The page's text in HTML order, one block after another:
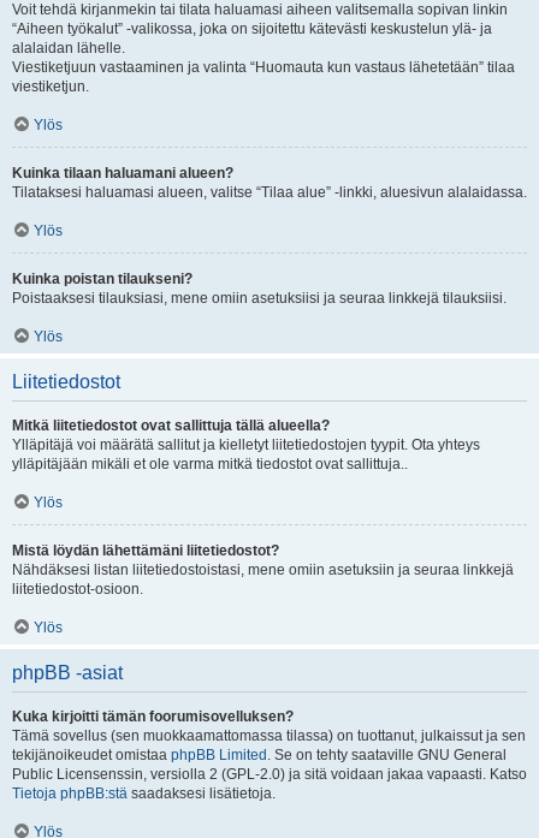
Voit tehdä kirjanmekin tai tilata haluamasi aiheen valitsemalla sopivan linkin
“Aiheen työkalut” -valikossa, joka on sijoitettu kätevästi keskustelun ylä- ja
alalaidan lähelle.
Viestiketjuun vastaaminen ja valinta “Huomauta kun vastaus lähetetään” tilaa
viestiketjun.
Ylös
Kuinka tilaan haluamani alueen?
Tilataksesi haluamasi alueen, valitse “Tilaa alue” -linkki, aluesivun alalaidassa.
Ylös
Kuinka poistan tilaukseni?
Poistaaksesi tilauksiasi, mene omiin asetuksiisi ja seuraa linkkejä tilauksiisi.
Ylös
Liitetiedostot
Mitkä liitetiedostot ovat sallittuja tällä alueella?
Ylläpitäjä voi määrätä sallitut ja kielletyt liitetiedostojen tyypit. Ota yhteys
ylläpitäjään mikäli et ole varma mitkä tiedostot ovat sallittuja..
Ylös
Mistä löydän lähettämäni liitetiedostot?
Nähdäksesi listan liitetiedostoistasi, mene omiin asetuksiin ja seuraa linkkejä
liitetiedostot-osioon.
Ylös
phpBB -asiat
Kuka kirjoitti tämän foorumisovelluksen?
Tämä sovellus (sen muokkaamattomassa tilassa) on tuottanut, julkaissut ja sen
tekijänoikeudet omistaa phpBB Limited . Se on tehty saataville GNU General
Public Licensenssin, versiolla 2 (GPL-2.0) ja sitä voidaan jakaa vapaasti. Katso
Tietoja phpBB:stä saadaksesi lisätietoja.
Ylös